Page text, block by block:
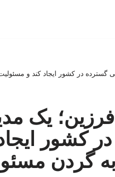
گسترده در کشور ایجاد کند و
یک
کشور
گردن